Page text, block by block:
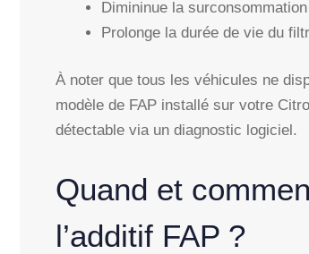
Dimininue la
Prolonge la durée de vie du
À noter que tous les véhicules ne
modèle de FAP installé sur votre
détectable via un diagnostic logiciel.
Quand et
l’additif FAP ?